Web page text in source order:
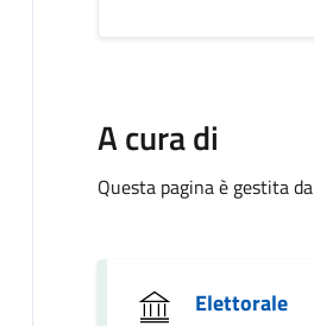
A cura di
Questa pagina è gestita da
Elettorale